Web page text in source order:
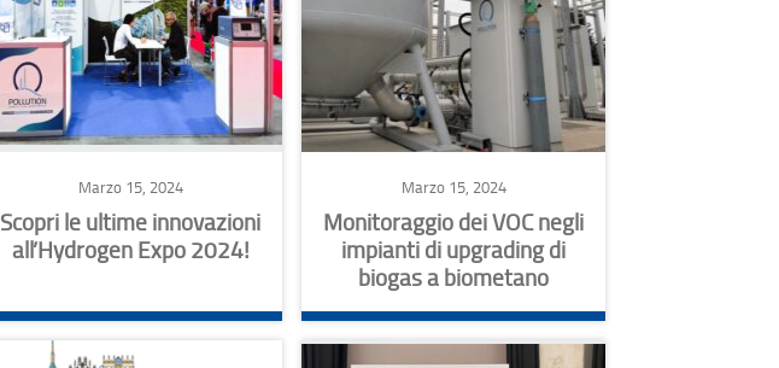
Marzo 15, 2024
Scopri le ultime innovazioni
all’Hydrogen Expo 2024!
Marzo 15, 2024
Monitoraggio dei VOC negli
impianti di upgrading di
biogas a biometano